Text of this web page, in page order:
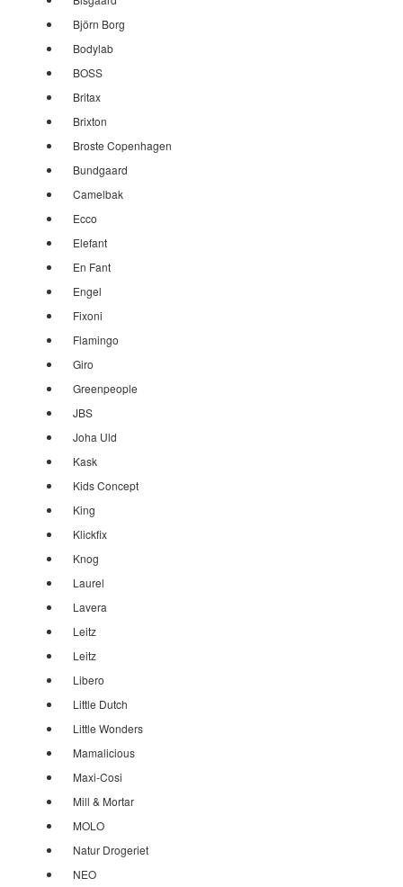
Björn Borg
Bodylab
BOSS
Britax
Brixton
Broste Copenhagen
Bundgaard
Camelbak
Ecco
Elefant
En Fant
Engel
Fixoni
Flamingo
Giro
Greenpeople
JBS
Joha Uld
Kask
Kids Concept
King
Klickfix
Knog
Laurel
Lavera
Leitz
Leitz
Libero
Little Dutch
Little Wonders
Mamalicious
Maxi-Cosi
Mill & Mortar
MOLO
Natur Drogeriet
NEO